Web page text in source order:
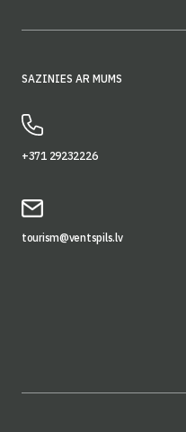
SAZINIES AR MUMS
+371 29232226
tourism@ventspils.lv